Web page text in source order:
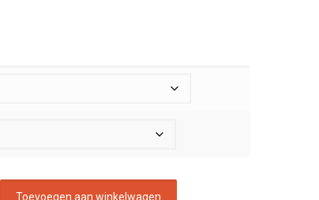
Toevoegen aan winkelwagen